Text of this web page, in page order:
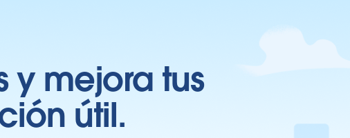
y mejora tus
útil.